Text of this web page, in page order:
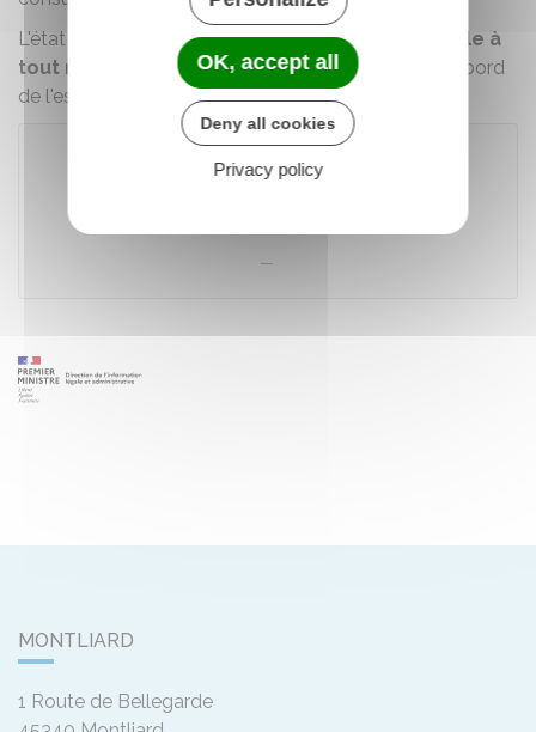
L'état d'avancement des formalités est
consultable à
tout moment
sur le guichet, depuis le tableau de bord
de l'espace personnel.
MONTLIARD
1 Route de Bellegarde
OK, accept all
Deny all cookies
Privacy policy